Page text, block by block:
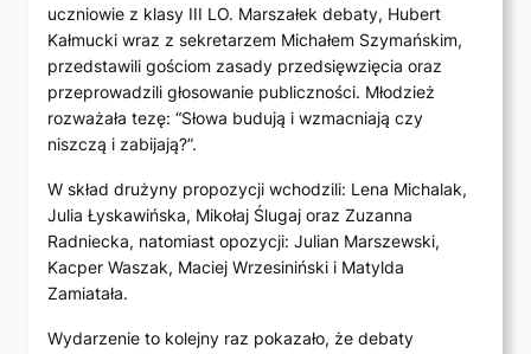
uczniowie z klasy III LO. Marszałek debaty, Hubert
Kałmucki wraz z sekretarzem Michałem Szymańskim,
przedstawili gościom zasady przedsięwzięcia oraz
przeprowadzili głosowanie publiczności. Młodzież
rozważała tezę: “Słowa budują i wzmacniają czy
niszczą i zabijają?”.
W skład drużyny propozycji wchodzili: Lena Michalak,
Julia Łyskawińska, Mikołaj Ślugaj oraz Zuzanna
Radniecka, natomiast opozycji: Julian Marszewski,
Kacper Waszak, Maciej Wrzesiniński i Matylda
Zamiatała.
Wydarzenie to kolejny raz pokazało, że debaty